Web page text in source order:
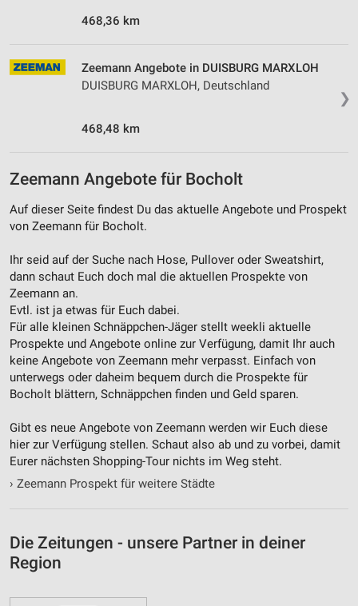
468,36 km
❯
Zeemann Angebote in DUISBURG MARXLOH
DUISBURG MARXLOH, Deutschland
468,48 km
Zeemann Angebote für Bocholt
Auf dieser Seite findest Du das aktuelle Angebote und Prospekt
von Zeemann für Bocholt.
Ihr seid auf der Suche nach Hose, Pullover oder Sweatshirt,
dann schaut Euch doch mal die aktuellen Prospekte von
Zeemann an.
Evtl. ist ja etwas für Euch dabei.
Für alle kleinen Schnäppchen-Jäger stellt weekli aktuelle
Prospekte und Angebote online zur Verfügung, damit Ihr auch
keine Angebote von Zeemann mehr verpasst. Einfach von
unterwegs oder daheim bequem durch die Prospekte für
Bocholt blättern, Schnäppchen finden und Geld sparen.
Gibt es neue Angebote von Zeemann werden wir Euch diese
hier zur Verfügung stellen. Schaut also ab und zu vorbei, damit
Eurer nächsten Shopping-Tour nichts im Weg steht.
› Zeemann Prospekt für weitere Städte
Die Zeitungen - unsere Partner in deiner
Region